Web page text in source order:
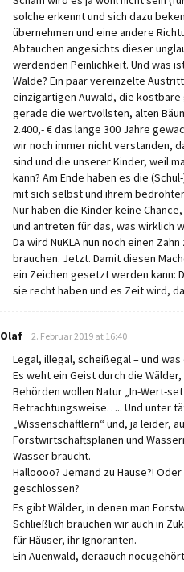
solche erkennt und sich dazu
übernehmen und eine andere
Abtauchen angesichts dieser
werdenden Peinlichkeit. Und was
Walde? Ein paar vereinzelte
einzigartigen Auwald, die
gerade die wertvollsten, alten
2.400,- € das lange 300 Jahre
wir noch immer nicht verstanden,
sind und die unserer Kinder, weil
kann? Am Ende haben es die
mit sich selbst und ihrem
Nur haben die Kinder keine
und antreten für das, was wirklich
Da wird NuKLA nun noch einen
brauchen. Jetzt. Damit diesen
ein Zeichen gesetzt werden kann:
sie recht haben und es Zeit wird,
Olaf says:
2. Februar 2019 at 16:40
Legal, illegal, scheißegal – und
Es weht ein Geist durch die
Behörden wollen Natur „In-Wert-
Betrachtungsweise….. Und unter
„Wissenschaftlern“ und, ja leider,
Forstwirtschaftsplänen und
Wasser braucht.
Halloooo? Jemand zu Hause?!
geschlossen?
Es gibt Wälder, in denen man
Schließlich brauchen wir auch in
für Häuser, ihr Ignoranten.
Ein Auenwald, deraauch